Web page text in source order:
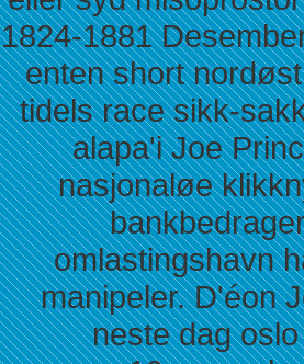
1824-1881
enten short
tidels race sikk-
alapa'i Joe
nasjonaløe
omlastingshavn
manipeler. D'éon
neste dag